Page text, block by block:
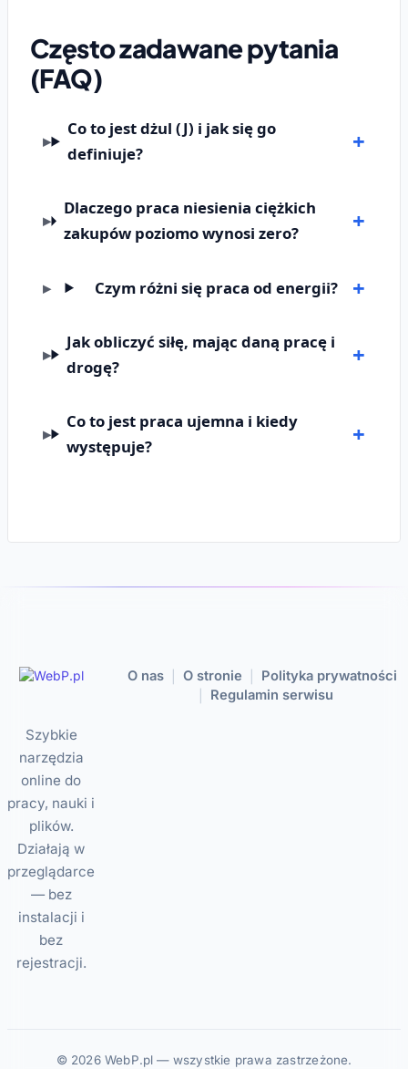
Często zadawane pytania
(FAQ)
Co to jest dżul (J) i jak się go
definiuje?
Dlaczego praca niesienia ciężkich
zakupów poziomo wynosi zero?
Czym różni się praca od energii?
Jak obliczyć siłę, mając daną pracę i
drogę?
Co to jest praca ujemna i kiedy
występuje?
Szybkie
narzędzia
online do
pracy, nauki i
plików.
Działają w
przeglądarce
— bez
instalacji i
bez
rejestracji.
O nas O stronie Polityka prywatności
Regulamin serwisu
© 2026 WebP.pl — wszystkie prawa zastrzeżone.